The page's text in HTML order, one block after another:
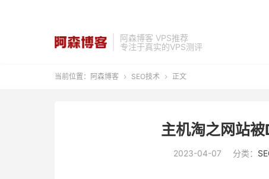
阿森博客 VPS推荐
专注于真实的VPS测评
当前位置： 阿森博客  SEO技术  正文
主机淘之网站
2023-04-07 分类：